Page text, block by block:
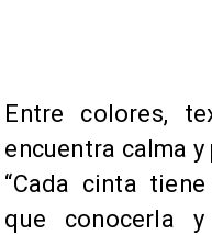
Entre colores,
encuentra calma
“Cada cinta
que conocerla